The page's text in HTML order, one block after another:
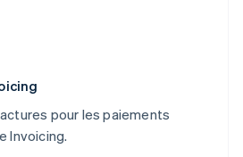
pour les paiements
Invoicing.